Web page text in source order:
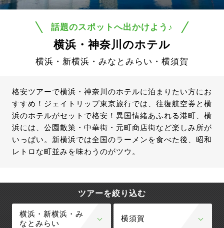
話題のスポットへ出かけよう♪
横浜・神奈川のホテル
横浜・新横浜・みなとみらい・横須賀
格安ツアーで横浜・神奈川のホテルに泊まりたい方にお
すすめ！ジェイトリップ東京旅行では、往復航空券と横
浜のホテルがセットで格安！異国情緒あふれる港町、横
浜には、公園散策・中華街・元町商店街など楽しみ所が
いっぱい。新横浜では全国のラーメンを食べた後、昭和
レトロな町並みを味わうのがツウ。
ツアーを絞り込む
横浜・新横浜・み
なとみらい
横須賀